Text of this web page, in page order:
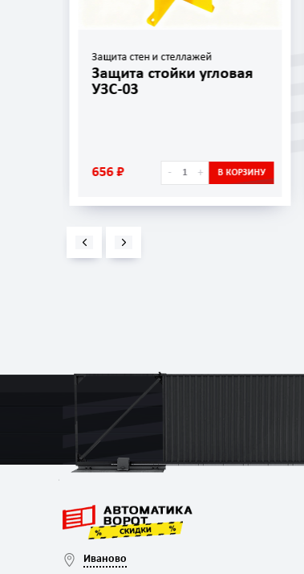
Защита стен и стеллажей
Защита стойки угловая
УЗС-03
656 ₽ - + В КОРЗИНУ
Иваново